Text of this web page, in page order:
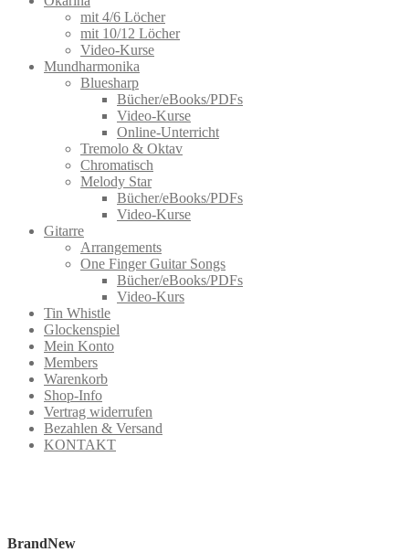
mit 4/6 Löcher
mit 10/12 Löcher
Video-Kurse
Mundharmonika
Bluesharp
Bücher/eBooks/PDFs
Video-Kurse
Online-Unterricht
Tremolo & Oktav
Chromatisch
Melody Star
Bücher/eBooks/PDFs
Video-Kurse
Gitarre
Arrangements
One Finger Guitar Songs
Bücher/eBooks/PDFs
Video-Kurs
Tin Whistle
Glockenspiel
Mein Konto
Members
Warenkorb
Shop-Info
Vertrag widerrufen
Bezahlen & Versand
KONTAKT
BrandNew